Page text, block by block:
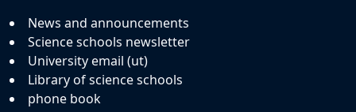
News and announcements
Science schools newsletter
University email (ut)
Library of science schools
phone book